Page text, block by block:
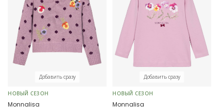
Добавить сразу
НОВЫЙ СЕЗОН
Monnalisa
Добавить сразу
НОВЫЙ СЕЗОН
Monnalisa